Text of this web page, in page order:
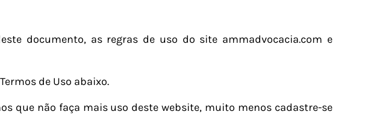
documento, as regras de uso do site ammadvocacia.com e
de Uso abaixo.
que não faça mais uso deste website, muito menos cadastre-se